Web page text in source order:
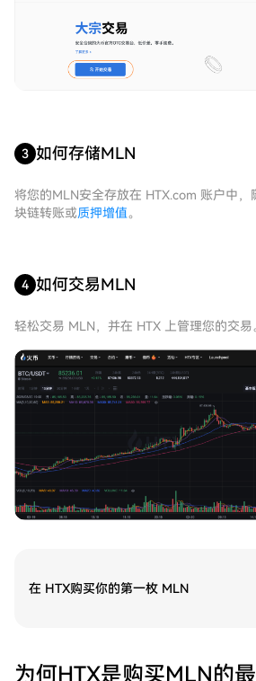
3 如何存储MLN
将您的MLN安全存放在 HTX.com 账户中，
块链转账或质押增值。
4 如何交易MLN
轻松交易 MLN，并在 HTX 上管理您的交易
在 HTX购买你的第一枚 MLN
为何HTX是购买MLN的最